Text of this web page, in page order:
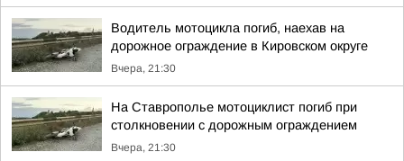
Водитель мотоцикла погиб, наехав на
дорожное ограждение в Кировском округе
Вчера, 21:30
На Ставрополье мотоциклист погиб при
столкновении с дорожным ограждением
Вчера, 21:30